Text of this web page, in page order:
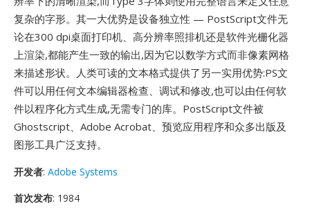
复杂的字形。其一大优势是设备独立性 — PostScript文件无
论在300 dpi桌面打印机、高分辨率照排机还是软件光栅化器
上渲染,都能产生一致的输出,因为它以数学方式而非像素网格
来描述形状。人类可读的文本格式提供了另一实用优势:PS文
件可以用任何文本编辑器检查、调试和修改,也可以由任何软
件以程序化方式生成,无需专门的库。PostScript文件被
Ghostscript、Adobe Acrobat、预览应用程序和众多出版及
图形工具广泛支持。
开发者: Adobe Systems
首次发布: 1984